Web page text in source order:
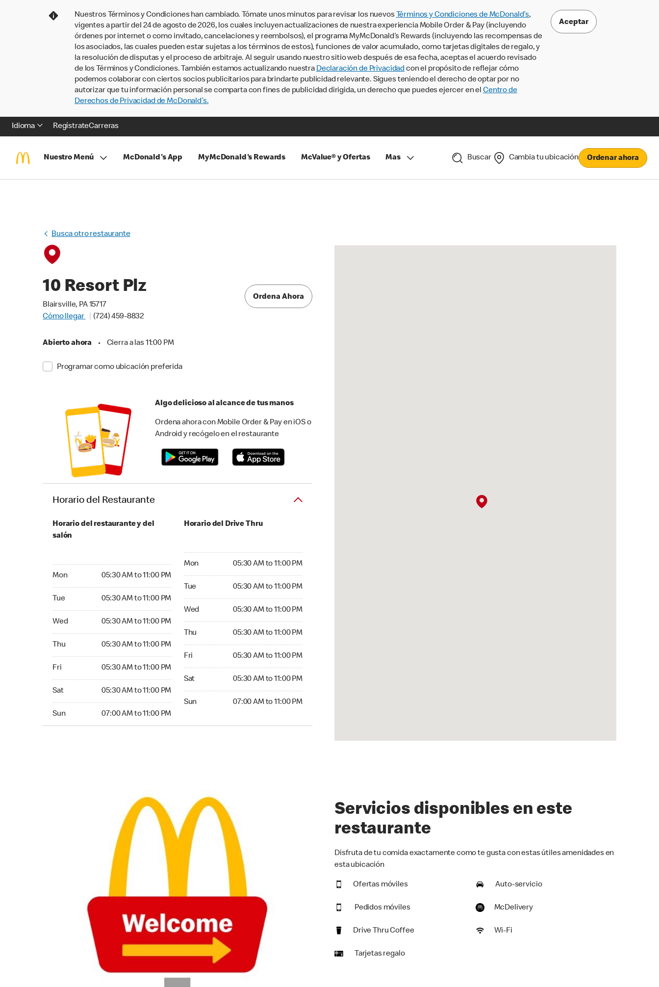
Nuestros Términos y Condiciones han cambiado. Tómate unos minutos para revisar los nuevos Términos y Condiciones de McDonald’s,
vigentes a partir del 24 de agosto de 2026, los cuales incluyen actualizaciones de nuestra experiencia Mobile Order & Pay (incluyendo
órdenes por internet o como invitado, cancelaciones y reembolsos), el programa MyMcDonald’s Rewards (incluyendo las recompensas de
los asociados, las cuales pueden estar sujetas a los términos de estos), funciones de valor acumulado, como tarjetas digitales de regalo, y
la resolución de disputas y el proceso de arbitraje. Al seguir usando nuestro sitio web después de esa fecha, aceptas el acuerdo revisado
de los Términos y Condiciones. También estamos actualizando nuestra Declaración de Privacidadcon el propósito de reflejar cómo
podemos colaborar con ciertos socios publicitarios para brindarte publicidad relevante. Sigues teniendo el derecho de optar por no
autorizar que tu información personal se comparta con fines de publicidad dirigida, un derecho que puedes ejercer en el Centro de
Derechos de Privacidad de McDonald’s.
Aceptar
Idioma RegístrateCarreras
Nuestro Menú McDonald's App MyMcDonald's Rewards McValue® y Ofertas Mas Buscar Cambia tu ubicación Ordenar ahora
Busca otro restaurante
10 Resort Plz
Blairsville, PA 15717
Cómo llegar
(724) 459-8832
Abierto ahora • Cierra a las 11:00 PM
Programar como ubicación preferida
Ordena Ahora
Algo delicioso al alcance de tus manos
Ordena ahora con Mobile Order & Pay en iOS o
Android y recógelo en el restaurante
Horario del Restaurante
Horario del restaurante y del
salón
Mon 05:30 AM to 11:00 PM
Tue 05:30 AM to 11:00 PM
Wed 05:30 AM to 11:00 PM
Thu 05:30 AM to 11:00 PM
Fri 05:30 AM to 11:00 PM
Sat 05:30 AM to 11:00 PM
Sun 07:00 AM to 11:00 PM
Horario del Drive Thru
Mon 05:30 AM to 11:00 PM
Tue 05:30 AM to 11:00 PM
Wed 05:30 AM to 11:00 PM
Thu 05:30 AM to 11:00 PM
Fri 05:30 AM to 11:00 PM
Sat 05:30 AM to 11:00 PM
Sun 07:00 AM to 11:00 PM
Servicios disponibles en este
restaurante
Disfruta de tu comida exactamente como te gusta con estas útiles amenidades en
esta ubicación
Ofertas móviles Auto-servicio
Pedidos móviles McDelivery
Drive Thru Coffee Wi-Fi
Tarjetas regalo